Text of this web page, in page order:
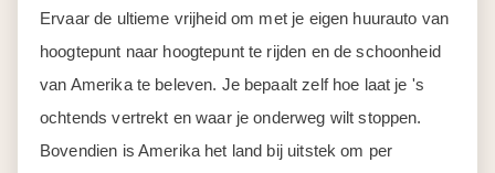
Ervaar de ultieme vrijheid om met je eigen huurauto van
hoogtepunt naar hoogtepunt te rijden en de schoonheid
van Amerika te beleven. Je bepaalt zelf hoe laat je 's
ochtends vertrekt en waar je onderweg wilt stoppen.
Bovendien is Amerika het land bij uitstek om per